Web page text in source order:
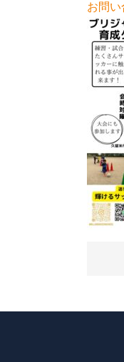
お問い